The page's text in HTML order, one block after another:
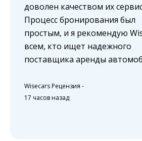
доволен качеством их
Процесс бронирования был
простым, и я рекомендую
всем, кто ищет надежного
поставщика аренды
Wisecars Рецензия -
17 часов назад